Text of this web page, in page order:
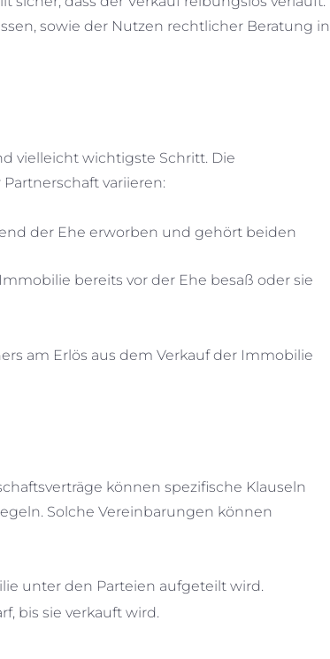
sowie der Nutzen rechtlicher Beratung in
vielleicht wichtigste Schritt. Die
variieren:
der Ehe erworben und gehört beiden
bereits vor der Ehe besaß oder sie
am Erlös aus dem Verkauf der Immobilie
können spezifische Klauseln
Solche Vereinbarungen können
unter den Parteien aufgeteilt wird.
bis sie verkauft wird.